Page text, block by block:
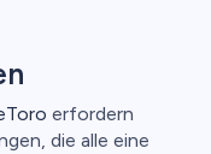
erfordern
die alle eine